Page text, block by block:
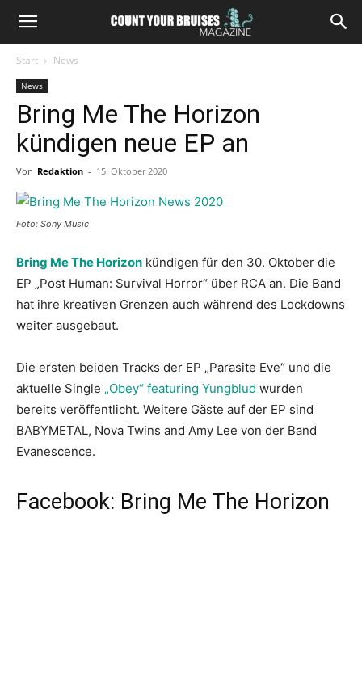
Start News
News
Bring Me The Horizon
kündigen neue EP an
Von Redaktion - 15. Oktober 2020
Foto: Sony Music
Bring Me The Horizon kündigen für den 30. Oktober die
EP „Post Human: Survival Horror“ über RCA an. Die Band
hat ihre kreativen Grenzen auch während des Lockdowns
weiter ausgebaut.
Die ersten beiden Tracks der EP „Parasite Eve“ und die
aktuelle Single „Obey“ featuring Yungblud wurden
bereits veröffentlicht. Weitere Gäste auf der EP sind
BABYMETAL, Nova Twins and Amy Lee von der Band
Evanescence.
Facebook: Bring Me The Horizon